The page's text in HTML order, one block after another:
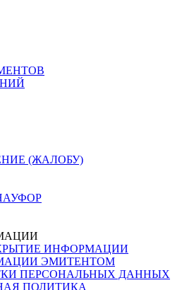
(ЖАЛОБУ)
НАУФОР
ИНФОРМАЦИИ
ЭМИТЕНТОМ
ПЕРСОНАЛЬНЫХ ДАННЫХ
ПОЛИТИКА